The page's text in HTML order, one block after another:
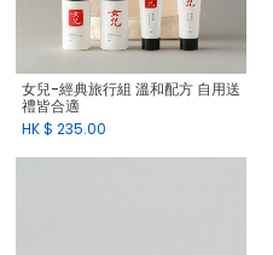
女兒-經典旅行組 溫和配方 自用送
禮皆合適
HK $ 235.00